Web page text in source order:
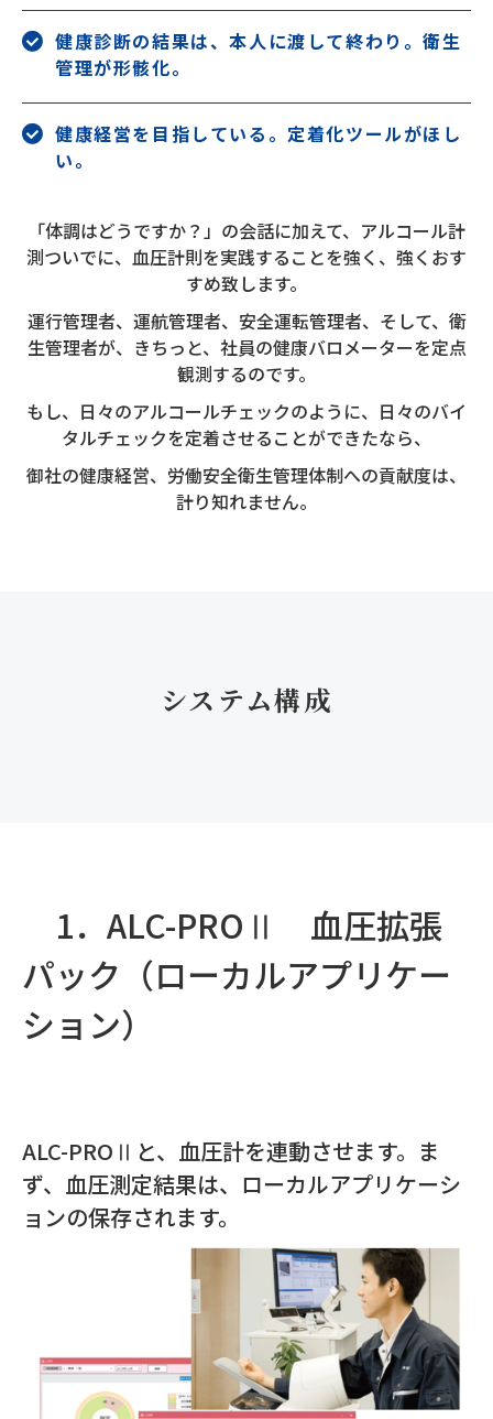
健康診断の結果は、本人に渡して終わり。衛生
管理が形骸化。
健康経営を目指している。定着化ツールがほし
い。
「体調はどうですか？」の会話に加えて、アルコール計
測ついでに、血圧計則を実践することを強く、強くおす
すめ致します。
運行管理者、運航管理者、安全運転管理者、そして、衛
生管理者が、きちっと、社員の健康バロメーターを定点
観測するのです。
もし、日々のアルコールチェックのように、日々のバイ
タルチェックを定着させることができたなら、
御社の健康経営、労働安全衛生管理体制への貢献度は、
計り知れません。
システム構成
1．ALC-PROⅡ 血圧拡張
パック（ローカルアプリケー
ション）
ALC-PROⅡと、血圧計を連動させます。ま
ず、血圧測定結果は、ローカルアプリケーシ
ョンの保存されます。